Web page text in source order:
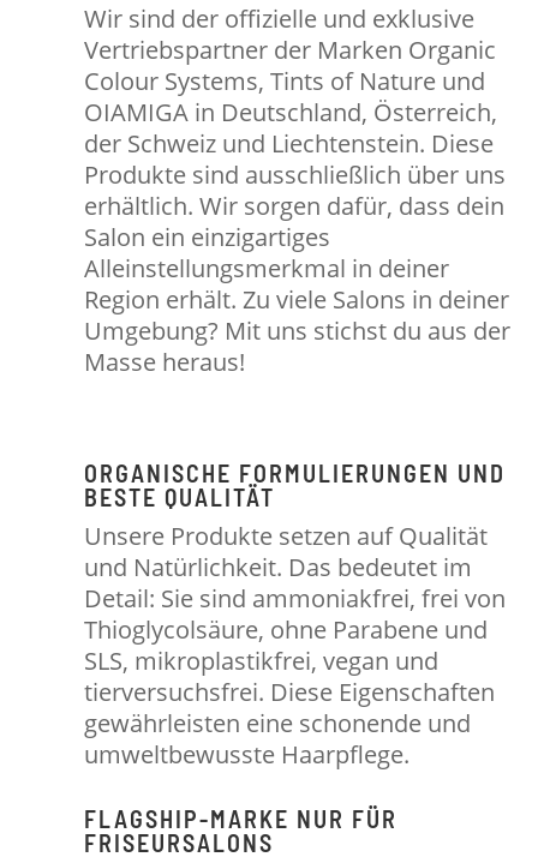
Wir sind der offizielle und exklusive
Vertriebspartner der Marken Organic
Colour Systems, Tints of Nature und
OIAMIGA in Deutschland, Österreich,
der Schweiz und Liechtenstein. Diese
Produkte sind ausschließlich über uns
erhältlich. Wir sorgen dafür, dass dein
Salon ein einzigartiges
Alleinstellungsmerkmal in deiner
Region erhält. Zu viele Salons in deiner
Umgebung? Mit uns stichst du aus der
Masse heraus!
ORGANISCHE FORMULIERUNGEN UND
BESTE QUALITÄT
Unsere Produkte setzen auf Qualität
und Natürlichkeit. Das bedeutet im
Detail: Sie sind ammoniakfrei, frei von
Thioglycolsäure, ohne Parabene und
SLS, mikroplastikfrei, vegan und
tierversuchsfrei. Diese Eigenschaften
gewährleisten eine schonende und
umweltbewusste Haarpflege.
FLAGSHIP-MARKE NUR FÜR
FRISEURSALONS